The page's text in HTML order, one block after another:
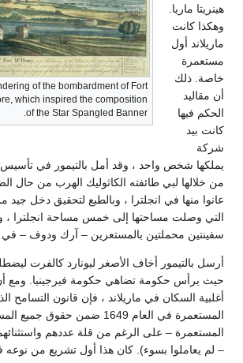
An artist's rendering of the
McHenry in Baltimore, which inspired the
of the Star
بالتيمور في تأسيس مستعمرة يتسنى
الهرب من حال الضعف والعجز التي
لتحقيق دخل جيد من أطيانة الشاسعة
مساحة انجلترا ، وقد وصلت أولى
– آرك ودوف – في العام 1634.
كالفرت ليضطلح بمنصب الحاكم
فيرجينيا. ومع أن الكاثوليك لم يمثلوا
، فإن قانون التسامح الذي وضعه مجلس
في العام 1649 ضمن حقوق جميع المسيحيين (كما أن يهود
عددهم واستثنائهم من قانون التسامح
تشريع من نوعه في التاريخ الأمريكي.